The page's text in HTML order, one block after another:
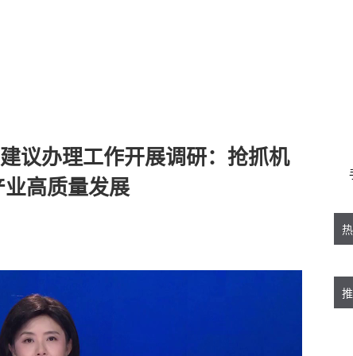
议办理工作开展调研：抢抓机
高质量发展